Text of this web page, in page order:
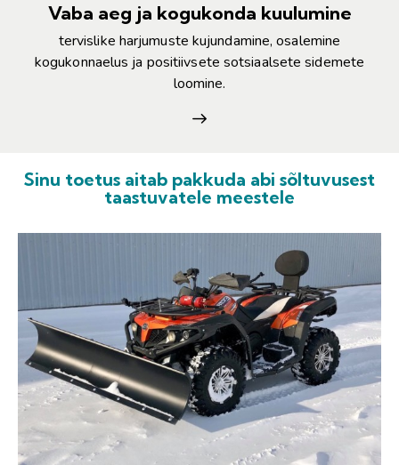
Vaba aeg ja kogukonda kuulumine
tervislike harjumuste kujundamine, osalemine
kogukonnaelus ja positiivsete sotsiaalsete sidemete
loomine.
Sinu toetus aitab pakkuda abi sõltuvusest
taastuvatele meestele